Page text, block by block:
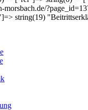
morsbach.de/
string(19)